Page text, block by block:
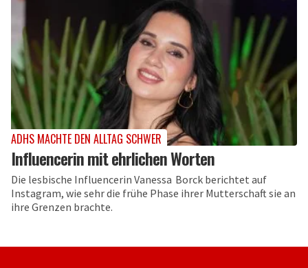
ADHS MACHTE DEN ALLTAG SCHWER
Influencerin mit ehrlichen Worten
Die lesbische Influencerin Vanessa Borck berichtet auf
Instagram, wie sehr die frühe Phase ihrer Mutterschaft sie an
ihre Grenzen brachte.